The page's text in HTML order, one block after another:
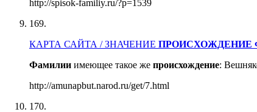
http://spisok-familiy.ru/?p=1539
169.
КАРТА САЙТА / ЗНАЧЕНИЕ ПРОИСХОЖДЕНИЕ
Фамилии имеющее такое же происхождение:
http://amunapbut.narod.ru/get/7.html
170.